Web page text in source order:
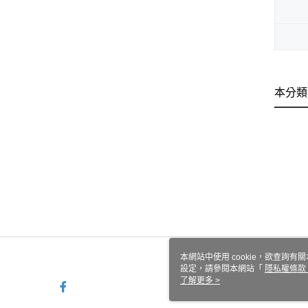
本分
本網站中使用 cookie，欲查詢有
設定，請參閱本網站「 隱私權條款
使用 cookie。
了解更多 >